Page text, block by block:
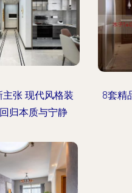
张 现代风格装
归本质与宁静
8套精